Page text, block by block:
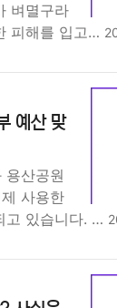
벼멸구라
피해를 입고…
예산 맞
용산공원
사용한
고 있습니다. …